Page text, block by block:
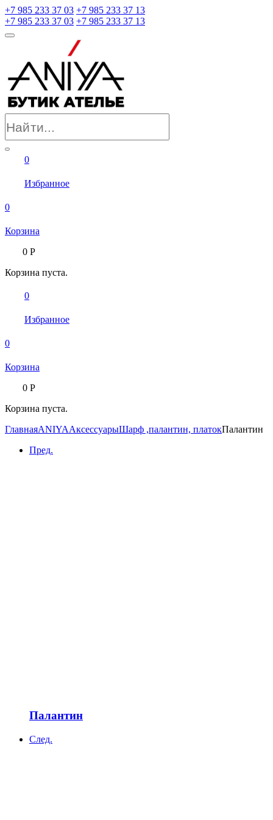
+7 985 233 37 03 +7 985 233 37 13
+7 985 233 37 03 +7 985 233 37 13
0
Избранное
0
Корзина
0Р
Корзина пуста.
0
Избранное
0
Корзина
0Р
Корзина пуста.
ГлавнаяANIYAАксессуарыШарф ,палантин, платокПалантин
Пред.
Палантин
След.